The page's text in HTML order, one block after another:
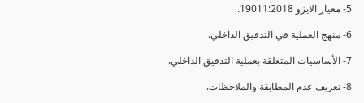
5- معيار الايزو 19011:2018.
6- منهج العملية في التدقيق الداخلي.
7- الأساسيات المتعلقة بعملية التدقيق الداخلي.
8- تعريف عدم المطابقة والملاحظات.